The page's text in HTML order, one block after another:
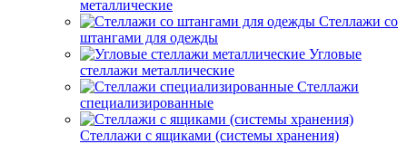
металлические
Стеллажи со
штангами для одежды
Угловые
стеллажи металлические
Стеллажи
специализированные
Стеллажи с ящиками (системы хранения)